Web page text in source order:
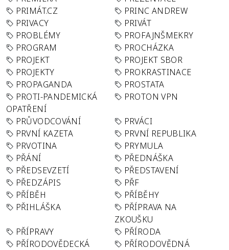
PRIMÁT.CZ
PRINC ANDREW
PRIVACY
PRIVÁT
PROBLÉMY
PROFAJNŠMEKRY
PROGRAM
PROCHÁZKA
PROJEKT
PROJEKT SBOR
PROJEKTY
PROKRASTINACE
PROPAGANDA
PROSTATA
PROTI-PANDEMICKÁ
OPATŘENÍ
PROTON VPN
PRŮVODCOVÁNÍ
PRVÁCI
PRVNÍ KAZETA
PRVNÍ REPUBLIKA
PRVOTINA
PRYMULA
PŘÁNÍ
PŘEDNÁŠKA
PŘEDSEVZETÍ
PŘEDSTAVENÍ
PŘEDZÁPIS
PŘF
PŘÍBĚH
PŘÍBĚHY
PŘIHLÁŠKA
PŘÍPRAVA NA
ZKOUŠKU
PŘÍPRAVY
PŘÍRODA
PŘÍRODOVĚDECKÁ
PŘÍRODOVĚDNÁ